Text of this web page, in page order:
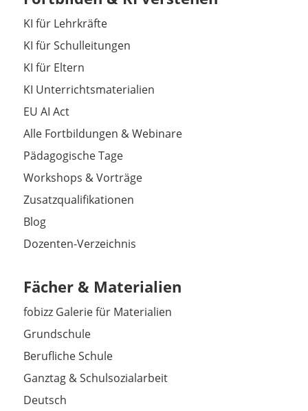
KI für Lehrkräfte
KI für Schulleitungen
KI für Eltern
KI Unterrichtsmaterialien
EU AI Act
Alle Fortbildungen & Webinare
Pädagogische Tage
Workshops & Vorträge
Zusatzqualifikationen
Blog
Dozenten-Verzeichnis
Fächer & Materialien
fobizz Galerie für Materialien
Grundschule
Berufliche Schule
Ganztag & Schulsozialarbeit
Deutsch